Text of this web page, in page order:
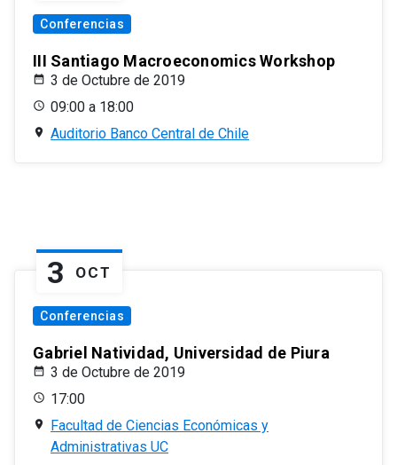
Conferencias
III Santiago Macroeconomics Workshop
3 de Octubre de 2019
09:00 a 18:00
Auditorio Banco Central de Chile
3 OCT
Conferencias
Gabriel Natividad, Universidad de Piura
3 de Octubre de 2019
17:00
Facultad de Ciencias Económicas y
Administrativas UC